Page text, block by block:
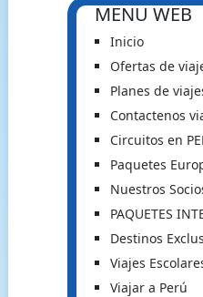
MENU WEB
Inicio
Ofertas de
Planes de
Contactenos
Circuitos en
Paquetes
Nuestros
PAQUETES
Destinos
Viajes
Viajar a Perú